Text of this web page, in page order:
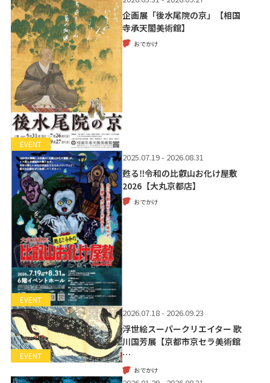
EVENT
企画展「後水尾院の京」【相国
寺承天閣美術館】
おでかけ
EVENT
2025.07.19 - 2026.08.31
甦る‼令和の比叡山お化け屋敷
2026【大丸京都店】
おでかけ
EVENT
2026.07.18 - 2026.09.23
浮世絵スーパークリエイター 歌
川国芳展【京都市京セラ美術館
…
おでかけ